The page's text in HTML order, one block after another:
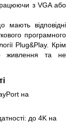
з VGA або
мають відповідні
програмного
Plug&Play. Крім
живлення та не
на
до 4K на